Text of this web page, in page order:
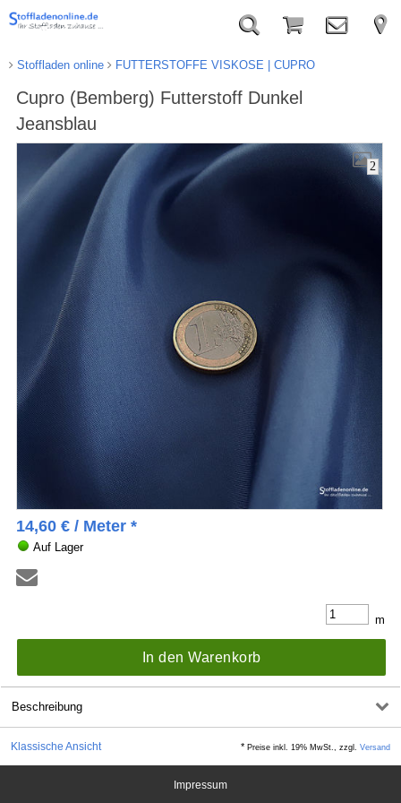
Stoffladen online FUTTERSTOFFE VISKOSE | CUPRO
Cupro (Bemberg) Futterstoff Dunkel
Jeansblau
2
14,60 €/ Meter *
Auf Lager
m
In den Warenkorb
Beschreibung
Klassische Ansicht *Preise inkl. 19% MwSt., zzgl.Versand
Impressum